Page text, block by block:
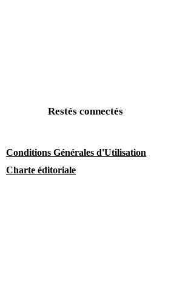
Restés connectés
Conditions Générales d'Utilisation
Charte éditoriale